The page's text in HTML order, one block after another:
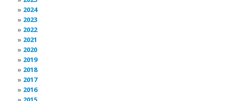
2024
2023
2022
2021
2020
2019
2018
2017
2016